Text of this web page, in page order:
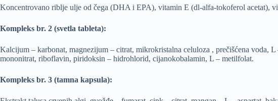
Koncentrovano riblje ulje od čega (DHA i EPA), vitamin E (dl-alfa-tokoferol
Kompleks br. 2 (svetla tableta):
Kalcijum – karbonat, magnezijum – citrat, mikrokristalna celuloza , prečišćena
mononitrat, riboflavin, piridoksin – hidrohlorid, cijanokobalamin, L – metilfolat.
Kompleks br. 3 (tamna kapsula):